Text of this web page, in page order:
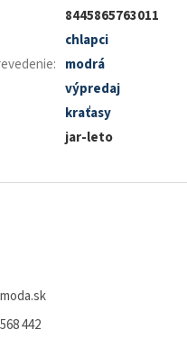
8445865763011
chlapci
: modrá
výpredaj
kraťasy
jar-leto
442